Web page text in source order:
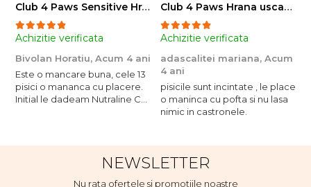
Club 4 Paws Sensitive Hrana uscata pisici adulte, 14kg
Achizitie verificata
Bivolan Horatiu, Acum 4 ani
Este o mancare buna, cele 13
pisici o mananca cu placere.
Initial le dadeam Nutraline Cat
evita, nu o mananca cu
placere. Eu sunt multumit si
Club 4 Paws Hrana uscata pisici sterilizate, 2kg
Achizitie verificata
adascalitei mariana, Acum
4 ani
pisicile sunt incintate , le place
o maninca cu pofta si nu lasa
nimic in castronele.
NEWSLETTER
Nu rata ofertele si promotiile noastre